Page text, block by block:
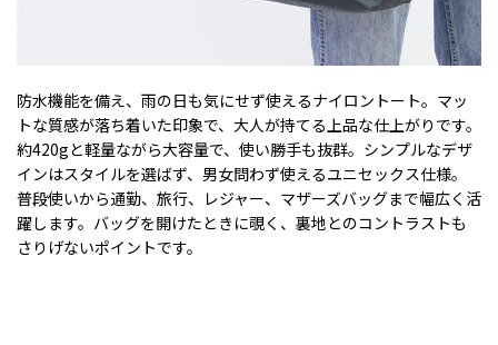
防水機能を備え、雨の日も気にせず使えるナイロントート。マッ
トな質感が落ち着いた印象で、大人が持てる上品な仕上がりです。
約420gと軽量ながら大容量で、使い勝手も抜群。シンプルなデザ
インはスタイルを選ばず、男女問わず使えるユニセックス仕様。
普段使いから通勤、旅行、レジャー、マザーズバッグまで幅広く活
躍します。バッグを開けたときに覗く、裏地とのコントラストも
さりげないポイントです。